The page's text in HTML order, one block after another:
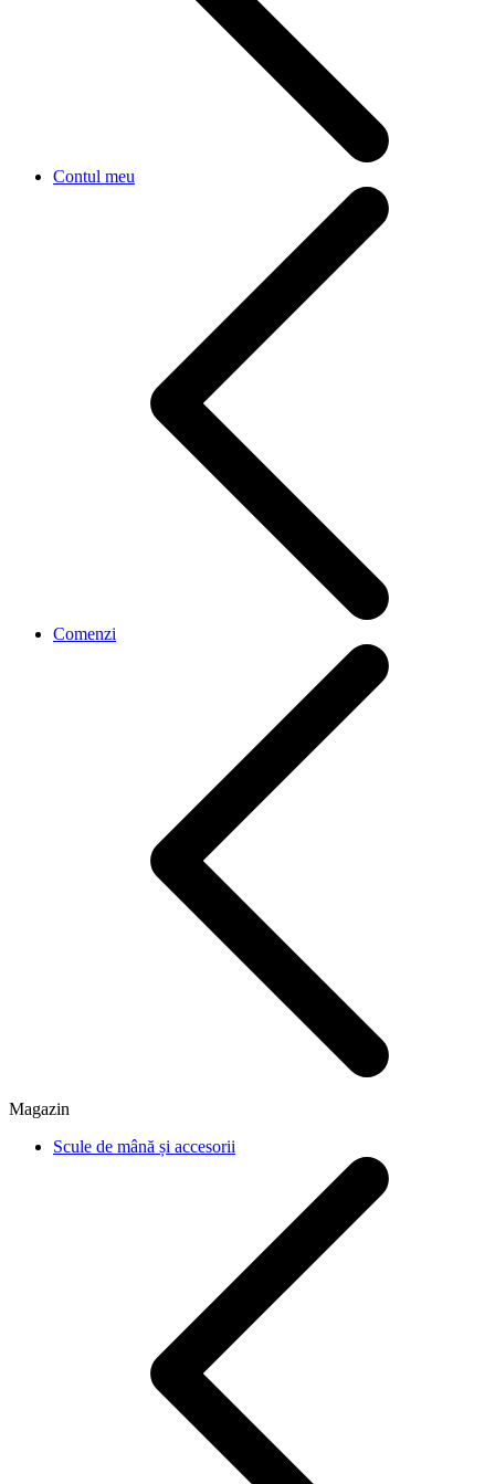
Contul meu
Comenzi
Magazin
Scule de mână și accesorii